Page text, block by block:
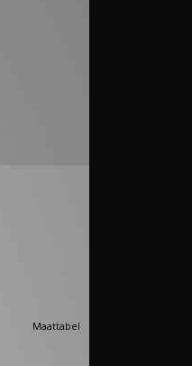
Maattabel